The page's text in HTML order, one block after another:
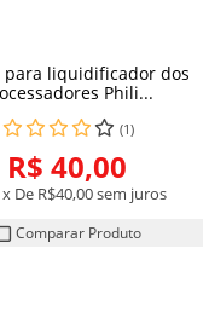
COMPRAR
para liquidificador dos
Phili...
(1)
R$ 40,00
De R$40,00sem juros
Comparar Produto